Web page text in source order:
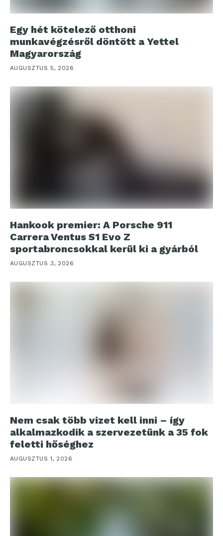
Egy hét kötelező otthoni
munkavégzésről döntött a Yettel
Magyarország
AUGUSZTUS 5, 2026
Hankook premier: A Porsche 911
Carrera Ventus S1 Evo Z
sportabroncsokkal kerül ki a gyárból
AUGUSZTUS 3, 2026
Nem csak több vizet kell inni – így
alkalmazkodik a szervezetünk a 35 fok
feletti hőséghez
AUGUSZTUS 1, 2026